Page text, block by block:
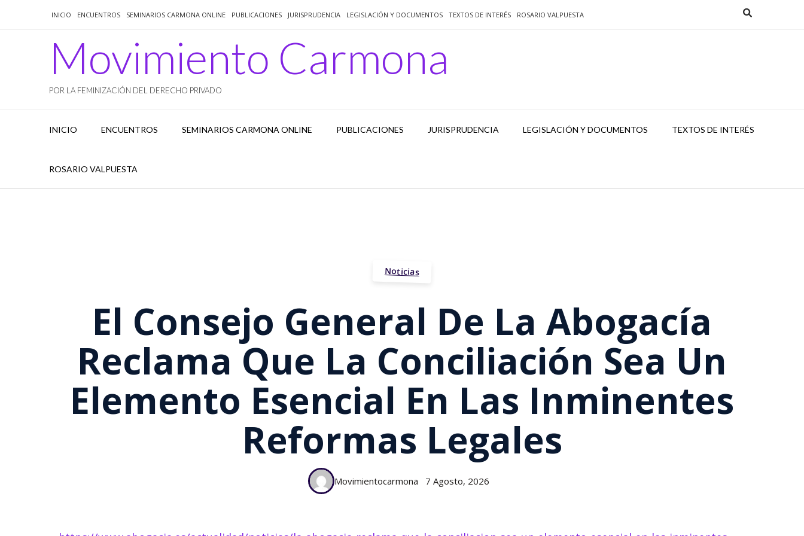
INICIO ENCUENTROS SEMINARIOS CARMONA ONLINE PUBLICACIONES JURISPRUDENCIA LEGISLACIÓN Y DOCUMENTOS TEXTOS DE INTERÉS ROSARIO VALPUESTA
Movimiento Carmona
POR LA FEMINIZACIÓN DEL DERECHO PRIVADO
INICIO ENCUENTROS SEMINARIOS CARMONA ONLINE PUBLICACIONES JURISPRUDENCIA LEGISLACIÓN Y DOCUMENTOS TEXTOS DE INTERÉS
ROSARIO VALPUESTA
Noticias
El Consejo General De La Abogacía
Reclama Que La Conciliación Sea Un
Elemento Esencial En Las Inminentes
Reformas Legales
Movimientocarmona 7 Agosto, 2026